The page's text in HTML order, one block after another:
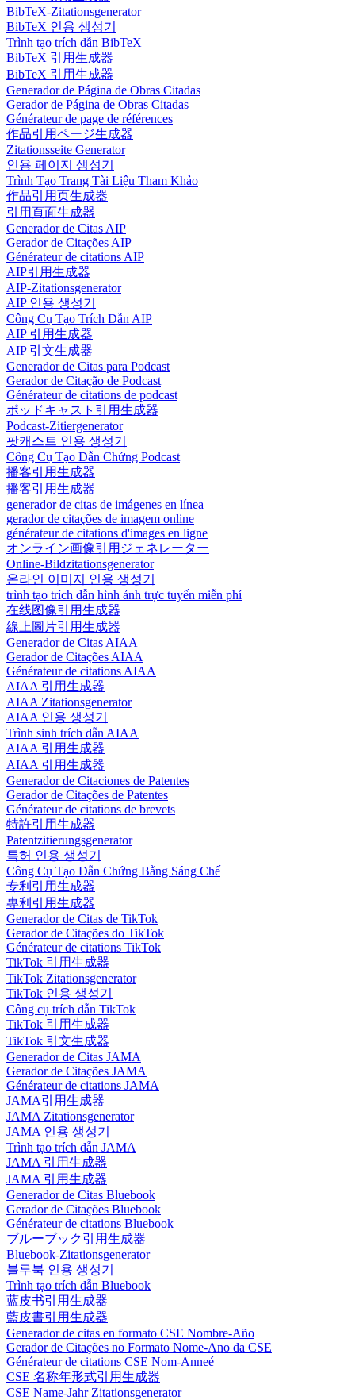
BibTeX-Zitationsgenerator
BibTeX 인용 생성기
Trình tạo trích dẫn BibTeX
BibTeX 引用生成器
BibTeX 引用生成器
Generador de Página de Obras Citadas
Gerador de Página de Obras Citadas
Générateur de page de références
作品引用ページ生成器
Zitationsseite Generator
인용 페이지 생성기
Trình Tạo Trang Tài Liệu Tham Khảo
作品引用页生成器
引用頁面生成器
Generador de Citas AIP
Gerador de Citações AIP
Générateur de citations AIP
AIP引用生成器
AIP-Zitationsgenerator
AIP 인용 생성기
Công Cụ Tạo Trích Dẫn AIP
AIP 引用生成器
AIP 引文生成器
Generador de Citas para Podcast
Gerador de Citação de Podcast
Générateur de citations de podcast
ポッドキャスト引用生成器
Podcast-Zitiergenerator
팟캐스트 인용 생성기
Công Cụ Tạo Dẫn Chứng Podcast
播客引用生成器
播客引用生成器
generador de citas de imágenes en línea
gerador de citações de imagem online
générateur de citations d'images en ligne
オンライン画像引用ジェネレーター
Online-Bildzitationsgenerator
온라인 이미지 인용 생성기
trình tạo trích dẫn hình ảnh trực tuyến miễn phí
在线图像引用生成器
線上圖片引用生成器
Generador de Citas AIAA
Gerador de Citações AIAA
Générateur de citations AIAA
AIAA 引用生成器
AIAA Zitationsgenerator
AIAA 인용 생성기
Trình sinh trích dẫn AIAA
AIAA 引用生成器
AIAA 引用生成器
Generador de Citaciones de Patentes
Gerador de Citações de Patentes
Générateur de citations de brevets
特許引用生成器
Patentzitierungsgenerator
특허 인용 생성기
Công Cụ Tạo Dẫn Chứng Bằng Sáng Chế
专利引用生成器
專利引用生成器
Generador de Citas de TikTok
Gerador de Citações do TikTok
Générateur de citations TikTok
TikTok 引用生成器
TikTok Zitationsgenerator
TikTok 인용 생성기
Công cụ trích dẫn TikTok
TikTok 引用生成器
TikTok 引文生成器
Generador de Citas JAMA
Gerador de Citações JAMA
Générateur de citations JAMA
JAMA引用生成器
JAMA Zitationsgenerator
JAMA 인용 생성기
Trình tạo trích dẫn JAMA
JAMA 引用生成器
JAMA 引用生成器
Generador de Citas Bluebook
Gerador de Citações Bluebook
Générateur de citations Bluebook
ブルーブック引用生成器
Bluebook-Zitationsgenerator
블루북 인용 생성기
Trình tạo trích dẫn Bluebook
蓝皮书引用生成器
藍皮書引用生成器
Generador de citas en formato CSE Nombre-Año
Gerador de Citações no Formato Nome-Ano da CSE
Générateur de citations CSE Nom-Anneé
CSE 名称年形式引用生成器
CSE Name-Jahr Zitationsgenerator